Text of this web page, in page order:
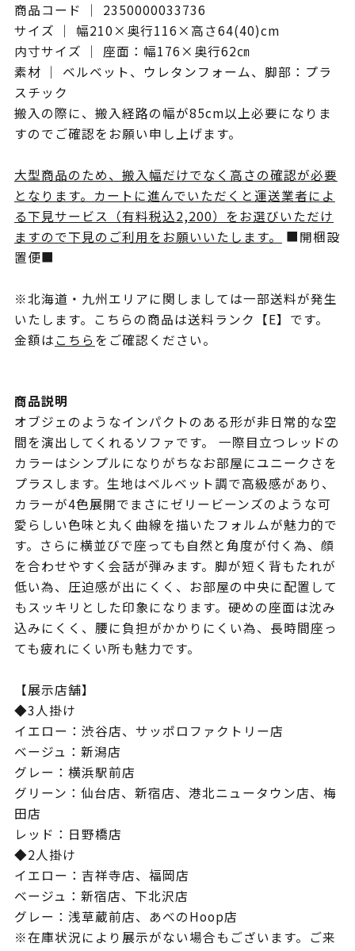
商品コード ｜ 2350000033736
サイズ ｜ 幅210×奥行116×高さ64(40)cm
内寸サイズ ｜ 座面：幅176×奥行62㎝
素材 ｜ ベルベット、ウレタンフォーム、脚部：プラ
スチック
搬入の際に、搬入経路の幅が85cm以上必要になりま
すのでご確認をお願い申し上げます。
大型商品のため、搬入幅だけでなく高さの確認が必要
となります。カートに進んでいただくと運送業者によ
る下見サービス（有料税込2,200）をお選びいただけ
ますので下見のご利用をお願いいたします。
■開梱設
置便■
※北海道・九州エリアに関しましては一部送料が発生
いたします。こちらの商品は送料ランク【E】です。
金額はこちらをご確認ください。
商品説明
オブジェのようなインパクトのある形が非日常的な空
間を演出してくれるソファです。 一際目立つレッドの
カラーはシンプルになりがちなお部屋にユニークさを
プラスします。生地はベルベット調で高級感があり、
カラーが4色展開でまさにゼリービーンズのような可
愛らしい色味と丸く曲線を描いたフォルムが魅力的で
す。さらに横並びで座っても自然と角度が付く為、顔
を合わせやすく会話が弾みます。脚が短く背もたれが
低い為、圧迫感が出にくく、お部屋の中央に配置して
もスッキリとした印象になります。硬めの座面は沈み
込みにくく、腰に負担がかかりにくい為、長時間座っ
ても疲れにくい所も魅力です。
【展示店舗】
◆3人掛け
イエロー：渋谷店、サッポロファクトリー店
ベージュ：新潟店
グレー：横浜駅前店
グリーン：仙台店、新宿店、港北ニュータウン店、梅
田店
レッド：日野橋店
◆2人掛け
イエロー：吉祥寺店、福岡店
ベージュ：新宿店、下北沢店
グレー：浅草蔵前店、あべのHoop店
※在庫状況により展示がない場合もございます。ご来